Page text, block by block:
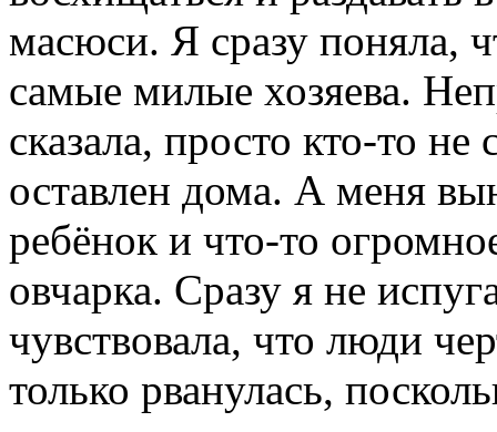
масюси. Я сразу поняла,
самые милые хозяева.
сказала, просто кто-то
оставлен дома. А меня
ребёнок и что-то
овчарка. Сразу я не
чувствовала, что люди
только рванулась,